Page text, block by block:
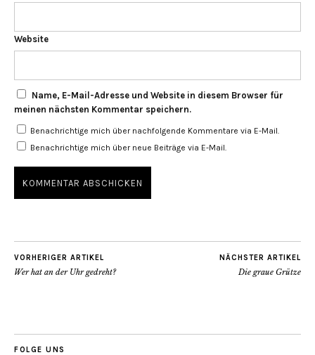
Website
Name, E-Mail-Adresse und Website in diesem Browser für
meinen nächsten Kommentar speichern.
Benachrichtige mich über nachfolgende Kommentare via E-Mail.
Benachrichtige mich über neue Beiträge via E-Mail.
VORHERIGER ARTIKEL
Wer hat an der Uhr gedreht?
NÄCHSTER ARTIKEL
Die graue Grütze
FOLGE UNS